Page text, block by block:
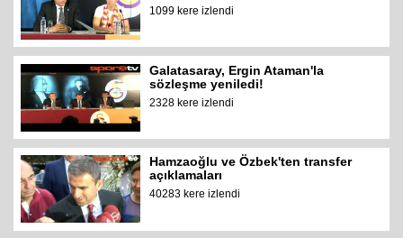
1099 kere izlendi
Galatasaray, Ergin Ataman'la
sözleşme yeniledi!
2328 kere izlendi
Hamzaoğlu ve Özbek'ten transfer
açıklamaları
40283 kere izlendi